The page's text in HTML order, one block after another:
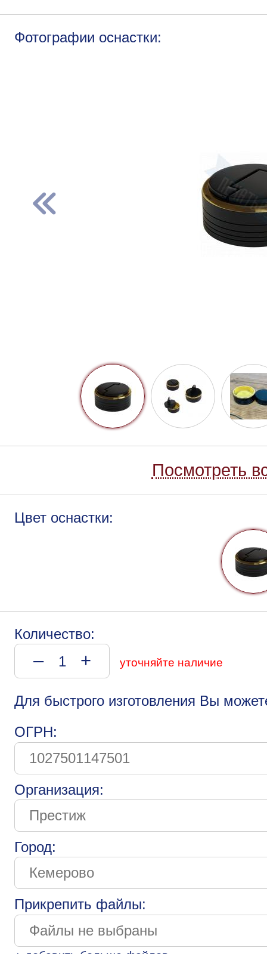
Фотографии оснастки:
Посмотреть
Цвет оснастки:
Количество:
– + уточняйте наличие
Для быстрого изготовления Вы
ОГРН:
Организация:
Город:
Прикрепить файлы: